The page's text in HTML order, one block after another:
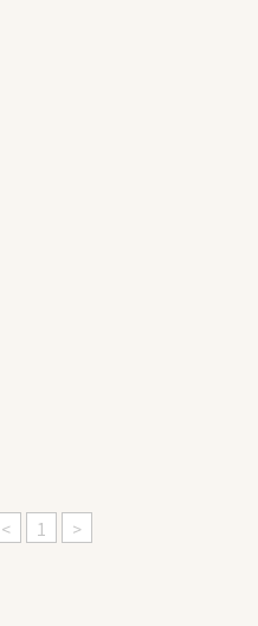
< 1 >